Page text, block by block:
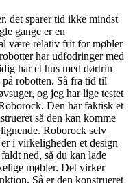
det sparer tid ikke mindst
gange er en
være relativ frit for møbler
har udfodringer med
har et hus med dørtrin
robotten. Så fra tid til
og jeg har lige testet
Den har faktisk et
så den kan komme
Roborock selv
i virkeligheden et design
ned, så du kan lade
møbler. Det virker
Så er den konstrueret